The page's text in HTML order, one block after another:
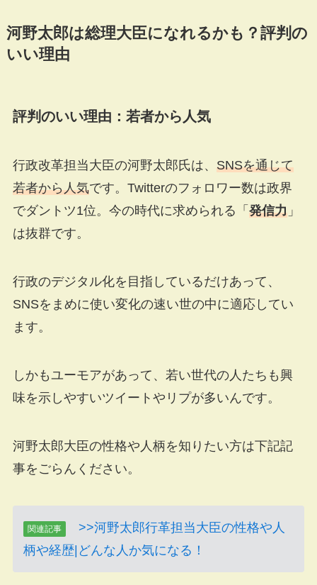
河野太郎は総理大臣になれるかも？評判の
いい理由
評判のいい理由：若者から人気
行政改革担当大臣の河野太郎氏は、 SNSを通じて
若者から人気です。Twitterのフォロワー数は政界
でダントツ1位。今の時代に求められる「 発信力」
は抜群です。
行政のデジタル化を目指しているだけあって、
SNSをまめに使い変化の速い世の中に適応してい
ます。
しかもユーモアがあって、若い世代の人たちも興
味を示しやすいツイートやリプが多いんです。
河野太郎大臣の性格や人柄を知りたい方は下記記
事をごらんください。
関連記事
>>河野太郎行革担当大臣の性格や人
柄や経歴|どんな人か気になる！